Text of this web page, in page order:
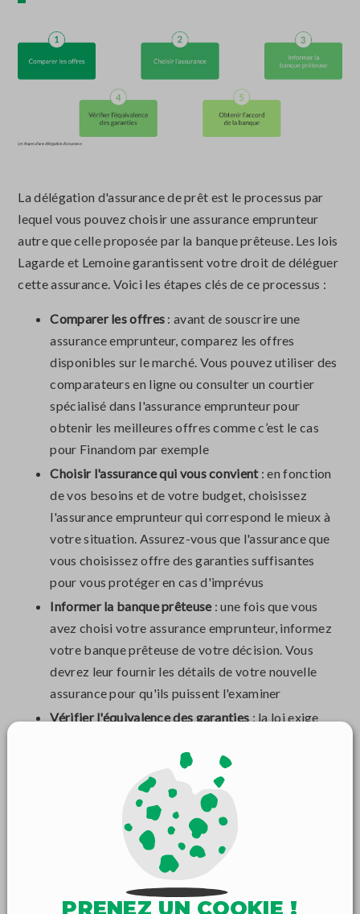
La délégation d'assurance de prêt est le processus par
lequel vous pouvez choisir une assurance emprunteur
autre que celle proposée par la banque prêteuse. Les lois
Lagarde et Lemoine garantissent votre droit de déléguer
cette assurance. Voici les étapes clés de ce processus :
Comparer les offres : avant de souscrire une
assurance emprunteur, comparez les offres
disponibles sur le marché. Vous pouvez utiliser des
comparateurs en ligne ou consulter un courtier
spécialisé dans l'assurance emprunteur pour
obtenir les meilleures offres comme c’est le cas
pour Finandom par exemple
Choisir l'assurance qui vous convient: en fonction
de vos besoins et de votre budget, choisissez
l'assurance emprunteur qui correspond le mieux à
votre situation. Assurez-vous que l'assurance que
vous choisissez offre des garanties suffisantes
pour vous protéger en cas d'imprévus
Informer la banque prêteuse: une fois que vous
avez choisi votre assurance emprunteur, informez
votre banque prêteuse de votre décision. Vous
devrez leur fournir les détails de votre nouvelle
assurance pour qu'ils puissent l'examiner
Vérifier l'équivalence des garanties : la loi exige
des garanties équivalentes à celles de l'assurance
proposée par la banque. Vous devrez donc vous
assurer que votre nouvelle assurance respecte
cette exigence
Obtenir l'acceptation de la banque
prêteuse a un délai pour examiner votre nouvelle
assurance et donner son accord. Une fois
PRENEZ UN COOKIE !